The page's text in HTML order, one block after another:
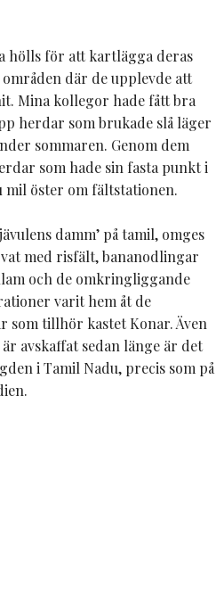
hölls för att kartlägga deras
där de upplevde att
Mina kollegor hade fått bra
herdar som brukade slå läger
sommaren. Genom dem
som hade sin fasta punkt i
mil öster om fältstationen.
damm’ på tamil, omges
med risfält, bananodlingar
och de omkringliggande
varit hem åt de
som tillhör kastet Konar. Även
avskaffat sedan länge är det
i Tamil Nadu, precis som på